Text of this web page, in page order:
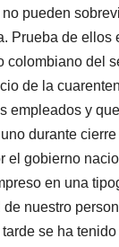
pueden
Prueba de ellos
colombiano del
de la
empleados y
durante
el gobierno
en una
nuestro
se ha